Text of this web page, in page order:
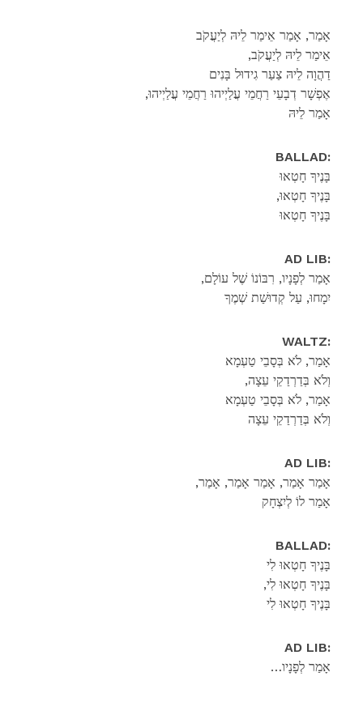
אָמַר, אָמַר אֵימַר לֵיהּ לְיַעֲקֹב
,אֵימַר לֵיהּ לְיַעֲקֹב
דַהֲוָה לֵיהּ צַעַר גִידוּל בָּנִים
,אֶפְשָׁר דְבָעֵי רַחֲמֵי עֲלַיְיהוּ רַחֲמֵי עֲלַיְיהוּ
אָמַר לֵיהּ
BALLAD:
בָּנֶיךָ חָטְאוּ
,בָּנֶיךָ חָטְאוּ
בָּנֶיךָ חָטְאוּ
AD LIB:
,אָמַר לְפָנָיו, רִבּוֹנוֹ שֶׁל עוֹלָם
יִמָחוּ, עַל קְדוּשַׁת שְׁמֶךָ
WALTZ:
אָמַר, לֹא בְּסָבֵי טַעְמָא
,וְלֹא בְּדַרְדַקֵי עֵצָה
אָמַר, לֹא בְּסָבֵי טַעְמָא
וְלֹא בְּדַרְדַקֵי עֵצָה
AD LIB:
,אָמַר אָמַר, אָמַר אָמַר, אָמַר
אָמַר לוֹ לְיִצְחָק
BALLAD:
בָּנֶיךָ חָטְאוּ לִי
,בָּנֶיךָ חָטְאוּ לִי
בָּנֶיךָ חָטְאוּ לִי
AD LIB:
…אָמַר לְפָנָיו